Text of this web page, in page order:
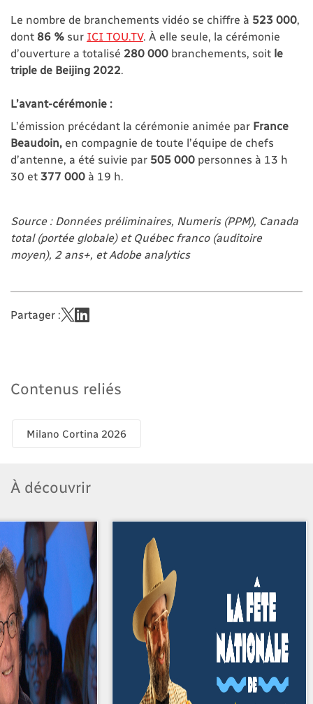
Le nombre de branchements vidéo se chiffre à 523 000
dont 86 % sur ICI TOU.TV. À elle seule, la cérémonie
d’ouverture a totalisé 280 000 branchements, soit le
triple de Beijing 2022
L’avant-cérémonie :
L’émission précédant la cérémonie animée par France
Beaudoin, en compagnie de toute l’équipe de chefs
d’antenne, a été suivie par 505 000 personnes à 13 h
30 et 377 000 à 19 h.
Source : Données préliminaires, Numeris (PPM), Canada
total (portée globale) et Québec franco (auditoire
moyen), 2 ans+, et Adobe analytics
Partager :
Contenus reliés
Milano Cortina 2026
À découvrir